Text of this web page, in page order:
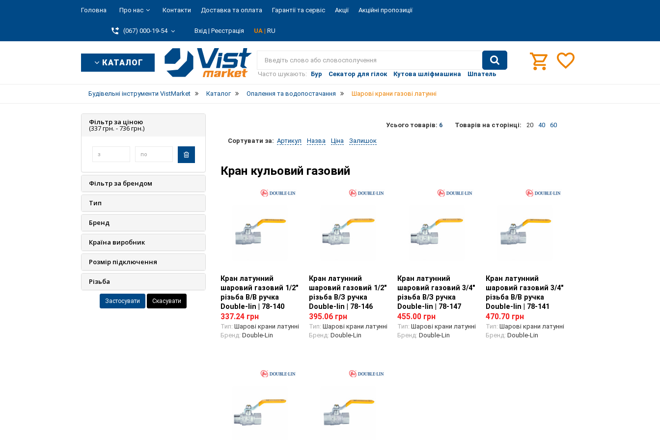
Головна Про нас Контакти Доставка та оплата Гарантії та сервіс Акції Акційні пропозиції
(067) 000-19-54 Вхід | Реєстрація UA | RU
КАТАЛОГ
market
Часто шукають: Бур Секатор для гілок Кутова шліфмашина Шпатель
Будівельні інструменти VistMarket Каталог Опалення та водопостачання Шарові крани газові латунні
Фільтр за ціною
(337 грн. -736 грн.)
Фільтр за брендом
Тип
Бренд
Країна виробник
Розмір підключення
Різьба
Скасувати
Товарів на сторінці: 20 40 60
Усього товарів: 6
Сортувати за: Артикул Назва Ціна Залишок
Кран кульовий газовий
Перегляд товару
Кран латунний
шаровий газовий 1/2"
різьба В/В ручка
Double-lin | 78-140
337.24 грн
Тип: Шарові крани латунні
Бренд: Double-Lin
Перегляд товару
Кран латунний
шаровий газовий 1/2"
різьба В/З ручка
Double-lin | 78-146
395.06 грн
Тип: Шарові крани латунні
Бренд: Double-Lin
Перегляд товару
Кран латунний
шаровий газовий 3/4"
різьба В/З ручка
Double-lin | 78-147
455.00 грн
Тип: Шарові крани латунні
Бренд: Double-Lin
Перегляд товару
Кран латунний
шаровий газовий 3/4"
різьба В/В ручка
Double-lin | 78-141
470.70 грн
Тип: Шарові крани латунні
Бренд: Double-Lin